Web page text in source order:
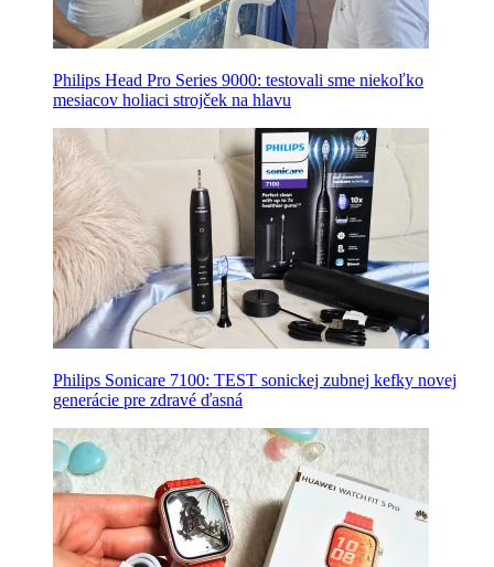
Philips Head Pro Series 9000: testovali sme niekoľko
mesiacov holiaci strojček na hlavu
Philips Sonicare 7100: TEST sonickej zubnej kefky novej
generácie pre zdravé ďasná